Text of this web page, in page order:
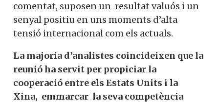
comentat, suposen un resultat valuós i un
senyal positiu en uns moments d’alta
tensió internacional com els actuals.
La majoria d’analistes coincideixen que la
reunió ha servit per propiciar la
cooperació entre els Estats Units i la
Xina, emmarcar la seva competència